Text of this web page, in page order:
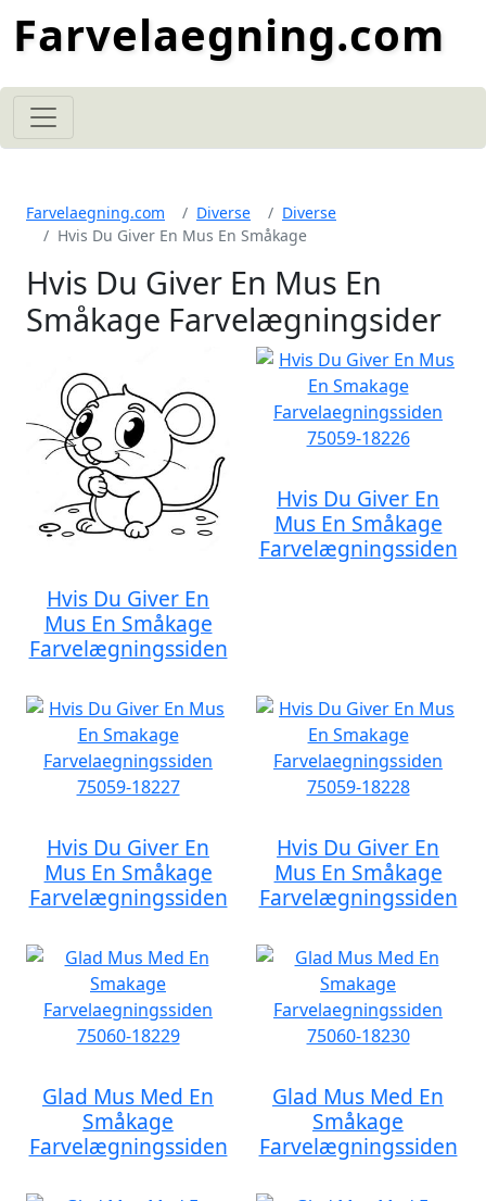
Farvelaegning.com
Farvelaegning.com Diverse
Diverse
Hvis Du Giver En Mus En Småkage
Hvis Du Giver En Mus En
Småkage Farvelægningsider
Hvis Du Giver En
Mus En Småkage
Farvelægningssiden
Hvis Du Giver En
Mus En Småkage
Farvelægningssiden
Hvis Du Giver En
Mus En Småkage
Farvelægningssiden
Hvis Du Giver En
Mus En Småkage
Farvelægningssiden
Glad Mus Med En
Småkage
Farvelægningssiden
Glad Mus Med En
Småkage
Farvelægningssiden